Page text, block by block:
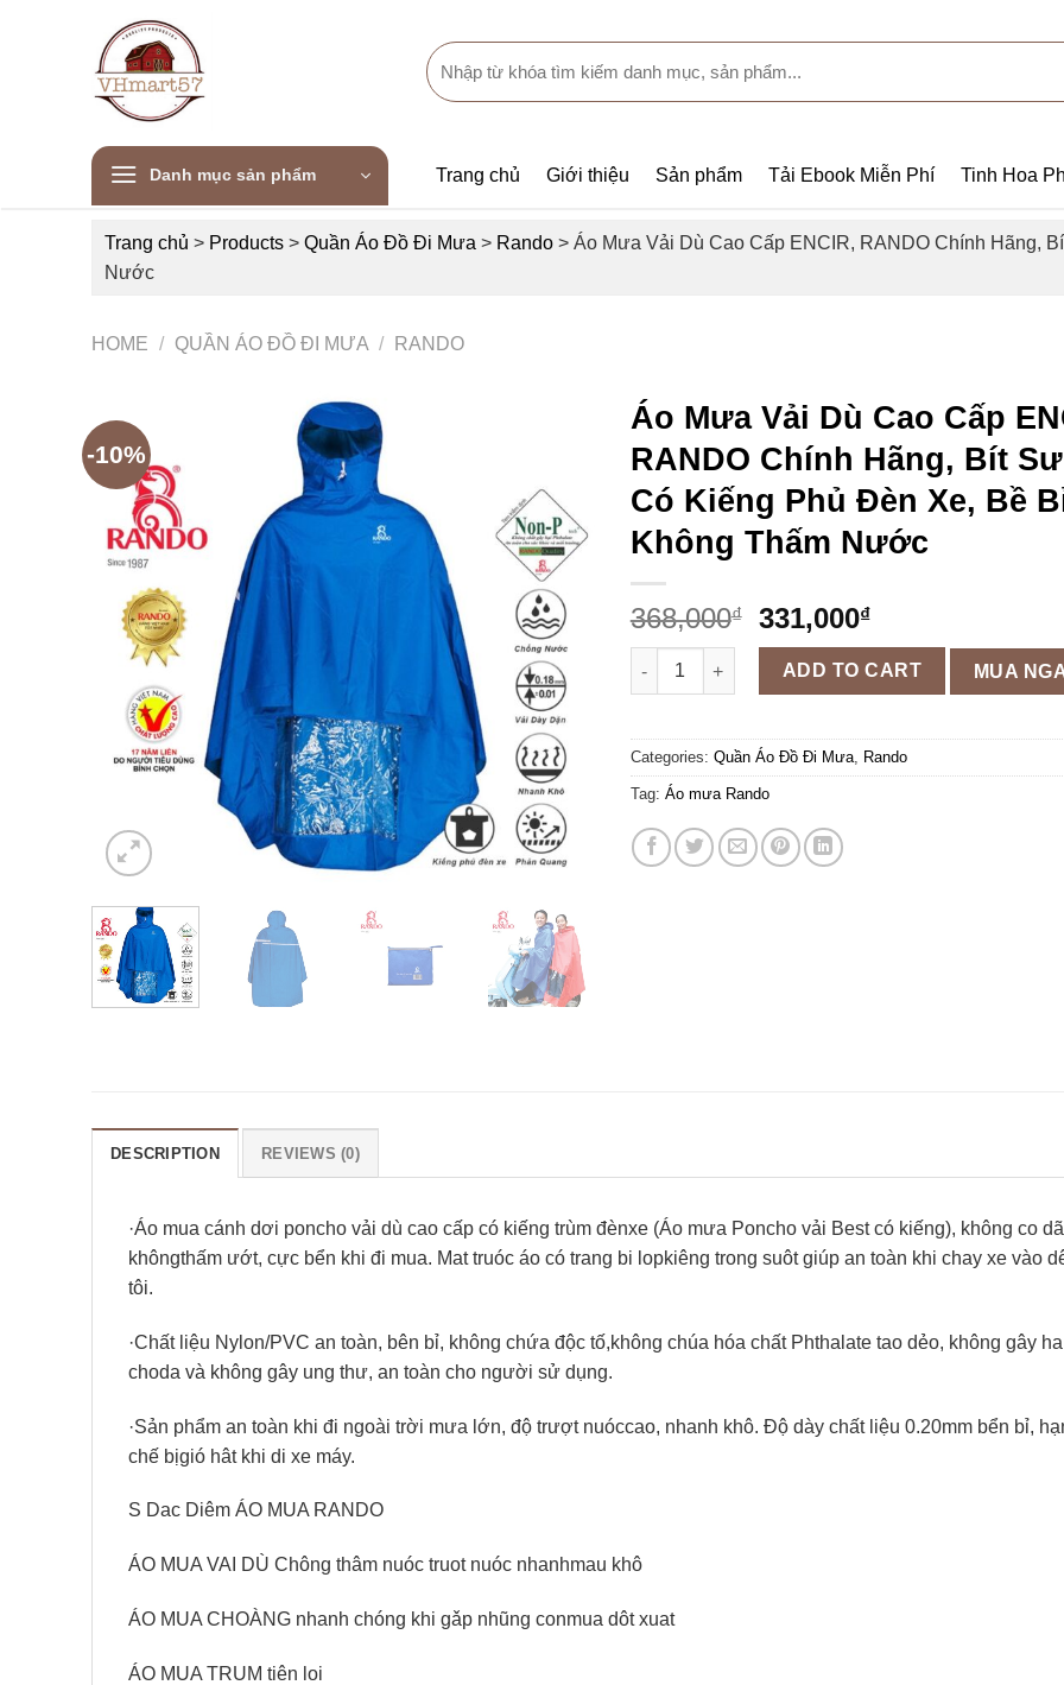
Search
for:
Danh mục sản phẩm Trang chủ Giới thiệu Sản phẩm Tải Ebook Miễn Phí Tinh Hoa
Trang chủ > Products > Quần Áo Đồ Đi Mưa > Rando > Áo Mưa Vải Dù Cao Cấp ENCIR, RANDO Chính Hãng,
Nước
HOME / QUẦN ÁO ĐỒ ĐI MƯA / RANDO
-10%
Áo Mưa Vải Dù Cao Cấp
RANDO Chính Hãng, Bít
Có Kiếng Phủ Đèn Xe, Bề
Không Thấm Nước
368,000₫ 331,000₫
Áo Mưa Vải Dù Cao Cấp ENCIR, RANDO Chính
ADD TO CART MUA
Categories: Quần Áo Đồ Đi Mưa, Rando
Tag: Áo mưa Rando
DESCRIPTION REVIEWS (0)
·Áo mua cánh dơi poncho vải dù cao cấp có kiếng trùm đènxe (Áo mưa Poncho vải Best có kiếng), không co
khôngthấm ướt, cực bển khi đi mua. Mat truóc áo có trang bi lopkiêng trong suôt giúp an toàn khi chay xe vào
tôi.
·Chất liệu Nylon/PVC an toàn, bên bỉ, không chứa độc tố,không chúa hóa chất Phthalate tao dẻo, không gây
choda và không gây ung thư, an toàn cho người sử dụng.
·Sản phẩm an toàn khi đi ngoài trời mưa lớn, độ trượt nuóccao, nhanh khô. Độ dày chất liệu 0.20mm bển bỉ,
chế bịgió hât khi di xe máy.
S Dac Diêm ÁO MUA RANDO
ÁO MUA VAI DÙ Chông thâm nuóc truot nuóc nhanhmau khô
ÁO MUA CHOÀNG nhanh chóng khi gǎp nhũng conmua dôt xuat
ÁO MUA TRUM tiên loi